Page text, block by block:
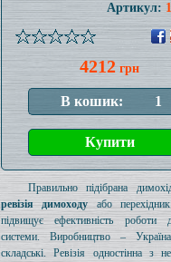
Артикул:
4212 грн
Правильно підібрана
ревізія димоходу або
підвищує ефективність роботи
системи. Виробництво –
складські. Ревізія одностінна з